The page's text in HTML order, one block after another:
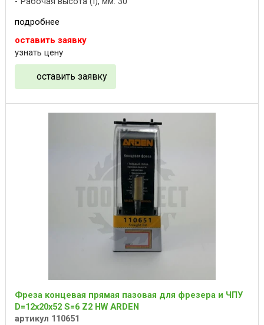
подробнее
оставить заявку
узнать цену
оставить заявку
Фреза концевая прямая пазовая для фрезера и ЧПУ
D=12x20x52 S=6 Z2 HW ARDEN
артикул 110651